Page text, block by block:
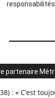
responsabilités
partenaire
: « C’est